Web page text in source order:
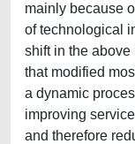
mainly because
of technological
shift in the
that modified
a dynamic
improving
and therefore